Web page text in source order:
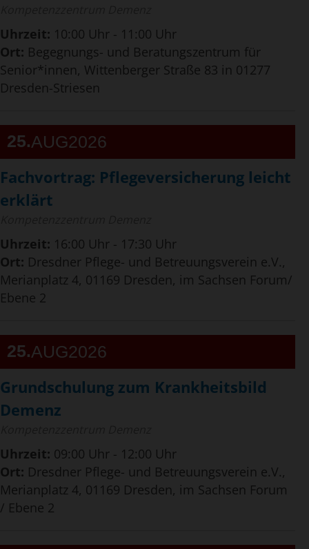
Uhrzeit: 10:00 Uhr - 11:00 Uhr
Ort: Begegnungs- und Beratungszentrum für
Senior*innen, Wittenberger Straße 83 in 01277
Dresden-Striesen
25 AUG2026
Fachvortrag: Pflegeversicherung leicht
erklärt
Uhrzeit: 16:00 Uhr - 17:30 Uhr
Ort: Dresdner Pflege- und Betreuungsverein e.V.,
Merianplatz 4, 01169 Dresden, im Sachsen Forum/
Ebene 2
25 AUG2026
Grundschulung zum Krankheitsbild
Demenz
Uhrzeit: 09:00 Uhr - 12:00 Uhr
Ort: Dresdner Pflege- und Betreuungsverein e.V.,
Merianplatz 4, 01169 Dresden, im Sachsen Forum
/ Ebene 2